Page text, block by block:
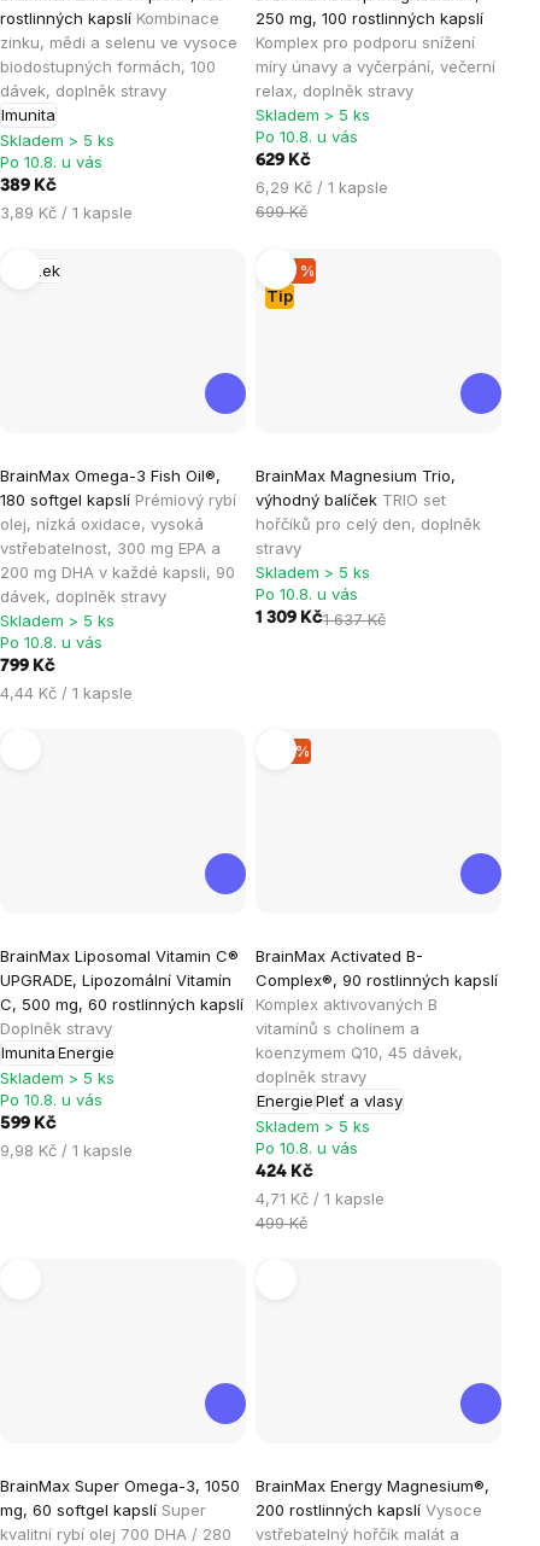
rostlinných kapslí Kombinace
zinku, mědi a selenu ve vysoce
biodostupných formách, 100
dávek, doplněk stravy
Imunita
hodnocení
produktu
je
4,9
z
5
hvězdiček.
Skladem > 5 ks
Po 10.8. u vás
389 Kč
Měrná
3,89 Kč / 1 kapsle
250 mg, 100 rostlinných kapslí
Komplex pro podporu snížení
míry únavy a vyčerpání, večerní
relax, doplněk stravy
hodnocení
produktu
je
4,8
z
5
hvězdiček.
Skladem > 5 ks
Po 10.8. u vás
629 Kč
Měrná
cena:
6,29 Kč / 1 kapsle
699 Kč
Mozek
BrainMax Omega-3 Fish Oil®,
180 softgel kapslí Prémiový rybí
olej, nízká oxidace, vysoká
vstřebatelnost, 300 mg EPA a
200 mg DHA v každé kapsli, 90
dávek, doplněk stravy
hodnocení
produktu
je
4,9
z
5
hvězdiček.
Skladem > 5 ks
Po 10.8. u vás
799 Kč
Měrná
4,44 Kč / 1 kapsle
Tip
–20 %
BrainMax Magnesium Trio,
výhodný balíček TRIO set
hořčíků pro celý den, doplněk
stravy
hodnocení
produktu
je
5,0
z
Skladem > 5 ks
Po 10.8. u vás
1 309 Kč1 637 Kč
BrainMax Liposomal Vitamin C®
UPGRADE, Lipozomální Vitamín
C, 500 mg, 60 rostlinných kapslí
Doplněk stravy
ImunitaEnergie
hodnocení
produktu
je
5,0
z
5
hvězdiček.
Skladem > 5 ks
Po 10.8. u vás
599 Kč
Měrná
9,98 Kč / 1 kapsle
–15 %
BrainMax Activated B-
Complex®, 90 rostlinných kapslí
Komplex aktivovaných B
vitamínů s cholinem a
koenzymem Q10, 45 dávek,
doplněk stravy
EnergiePleť a vlasy
hodnocení
produktu
je
5,0
z
5
hvězdiček.
Skladem > 5 ks
Po 10.8. u vás
424 Kč
Měrná
cena:
4,71 Kč / 1 kapsle
499 Kč
BrainMax Super Omega-3, 1050
mg, 60 softgel kapslí Super
kvalitní rybí olej 700 DHA / 280
hodnocení
produktu
BrainMax Energy Magnesium®,
200 rostlinných kapslí Vysoce
vstřebatelný hořčík malát a
hodnocení
produktu